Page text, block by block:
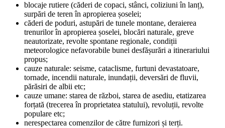
blocaje rutiere (căderi de copaci, stânci, coliziuni în lanț),
surpări de teren în apropierea șoselei;
căderi de poduri, astupări de tunele montane, deraierea
trenurilor în apropierea șoselei, blocări naturale, greve
neautorizate, revolte spontane regionale, condiții
meteorologice nefavorabile bunei desfășurări a itinerariului
propus;
cauze naturale: seisme, cataclisme, furtuni devastatoare,
tornade, incendii naturale, inundații, deversări de fluvii,
părăsiri de albii etc;
cauze umane: starea de război, starea de asediu, etatizarea
forțată (trecerea în proprietatea statului), revoluții, revolte
populare etc;
nerespectarea comenzilor de către furnizori și terți.